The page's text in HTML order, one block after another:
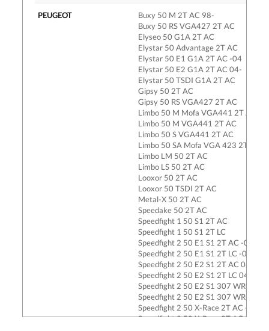
PEUGEOT
Buxy 50 M 2T AC 98-
Buxy 50 RS VGA427 2T AC
Elyseo 50 G1A 2T AC
Elystar 50 Advantage 2T AC
Elystar 50 E1 G1A 2T AC -04
Elystar 50 E2 G1A 2T AC 04-
Elystar 50 TSDI G1A 2T AC
Gipsy 50 2T AC
Gipsy 50 RS VGA427 2T AC
Limbo 50 M Mofa VGA441 2T AC
Limbo 50 M VGA441 2T AC
Limbo 50 S VGA441 2T AC
Limbo 50 SA Mofa VGA 423 2T AC
Limbo LM 50 2T AC
Limbo LS 50 2T AC
Looxor 50 2T AC
Looxor 50 TSDI 2T AC
Metal-X 50 2T AC
Speedake 50 2T AC
Speedfight 1 50 S1 2T AC
Speedfight 1 50 S1 2T LC
Speedfight 2 50 E1 S1 2T AC -04
Speedfight 2 50 E1 S1 2T LC -04
Speedfight 2 50 E2 S1 2T AC 04-
Speedfight 2 50 E2 S1 2T LC 04-
Speedfight 2 50 E2 S1 307 WRC 2T
Speedfight 2 50 E2 S1 307 WRC 2T
Speedfight 2 50 X-Race 2T AC -02
Speedfight 2 50 X-Race 2T AC 03-